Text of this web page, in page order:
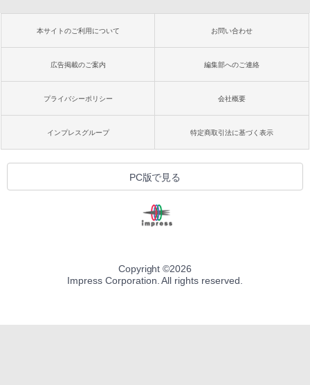
本サイトのご利用について お問い合わせ
広告掲載のご案内 編集部へのご連絡
プライバシーポリシー 会社概要
インプレスグループ 特定商取引法に基づく表示
PC版で見る
Copyright ©2026
Impress Corporation. All rights reserved.